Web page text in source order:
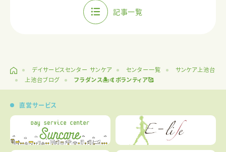
記事一覧
デイサービスセンター サンケア センター一覧
サンケア上池台
上池台ブログ
フラダンス🏝️🤙ボランティア🥰
直営サービス